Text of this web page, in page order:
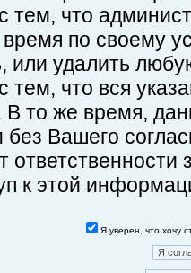
тем, что
по своему
или удалить
тем, что вся
В то же время,
Вашего
ответственности
к этой
Я уверен, что хочу